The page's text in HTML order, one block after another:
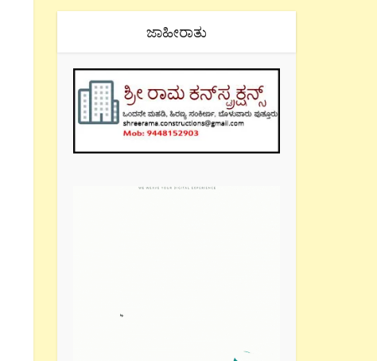
ಜಾಹೀರಾತು